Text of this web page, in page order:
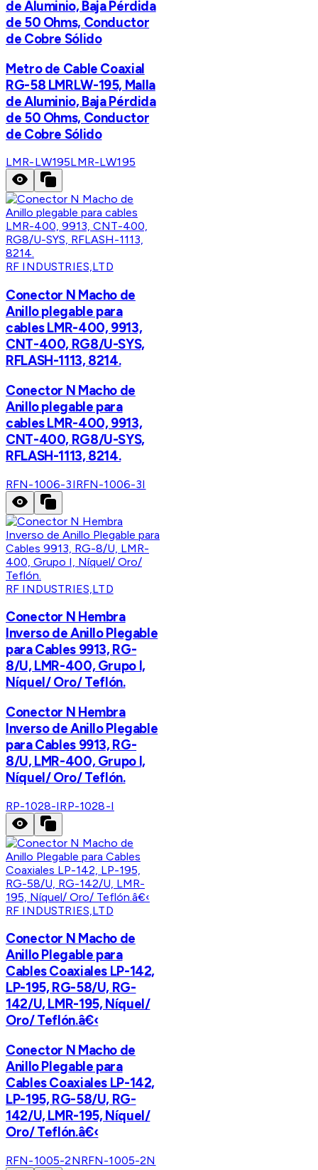
de Aluminio, Baja Pérdida
de 50 Ohms, Conductor
de Cobre Sólido
Metro de Cable Coaxial
RG-58 LMRLW-195, Malla
de Aluminio, Baja Pérdida
de 50 Ohms, Conductor
de Cobre Sólido
LMR-LW195LMR-LW195
RF INDUSTRIES,LTD
Conector N Macho de
Anillo plegable para
cables LMR-400, 9913,
CNT-400, RG8/U-SYS,
RFLASH-1113, 8214.
Conector N Macho de
Anillo plegable para
cables LMR-400, 9913,
CNT-400, RG8/U-SYS,
RFLASH-1113, 8214.
RFN-1006-3IRFN-1006-3I
RF INDUSTRIES,LTD
Conector N Hembra
Inverso de Anillo Plegable
para Cables 9913, RG-
8/U, LMR-400, Grupo I,
Níquel/ Oro/ Teflón.
Conector N Hembra
Inverso de Anillo Plegable
para Cables 9913, RG-
8/U, LMR-400, Grupo I,
Níquel/ Oro/ Teflón.
RP-1028-IRP-1028-I
RF INDUSTRIES,LTD
Conector N Macho de
Anillo Plegable para
Cables Coaxiales LP-142,
LP-195, RG-58/U, RG-
142/U, LMR-195, Níquel/
Oro/ Teflón.â€‹
Conector N Macho de
Anillo Plegable para
Cables Coaxiales LP-142,
LP-195, RG-58/U, RG-
142/U, LMR-195, Níquel/
Oro/ Teflón.â€‹
RFN-1005-2NRFN-1005-2N